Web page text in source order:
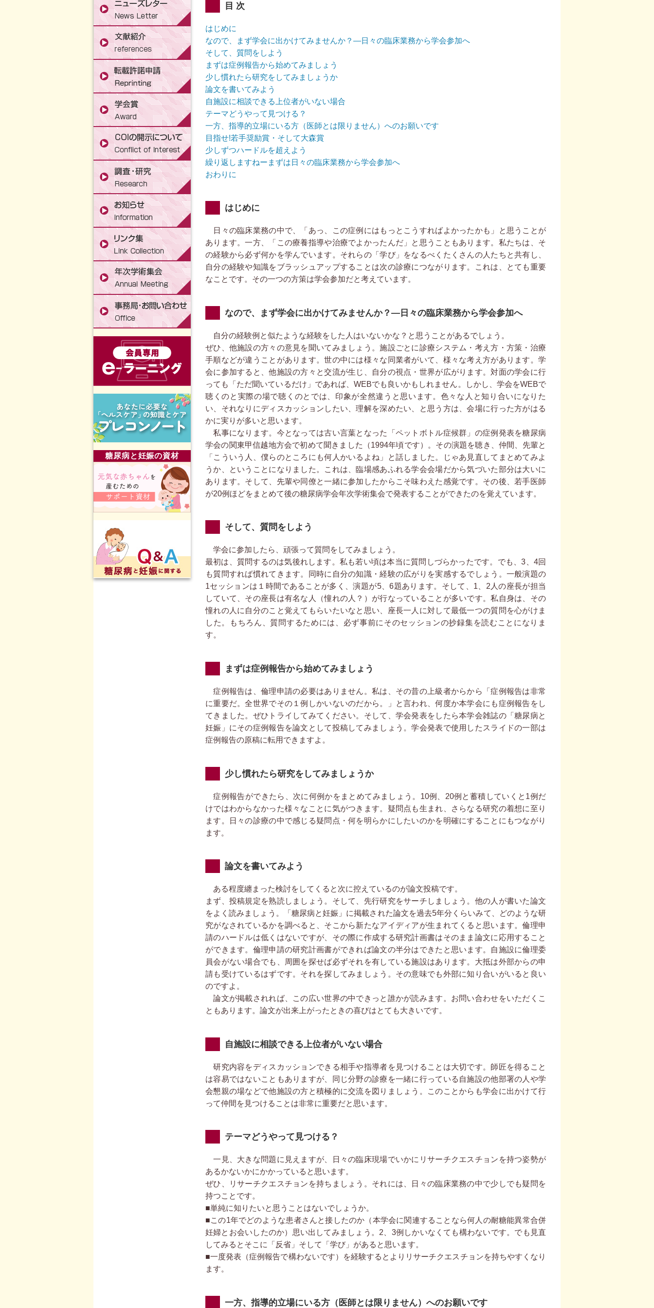
目 次
はじめに
なので、まず学会に出かけてみませんか？―日々の臨床業務から学会参加へ
そして、質問をしよう
まずは症例報告から始めてみましょう
少し慣れたら研究をしてみましょうか
論文を書いてみよう
自施設に相談できる上位者がいない場合
テーマどうやって見つける？
一方、指導的立場にいる方（医師とは限りません）へのお願いです
目指せ!若手奨励賞・そして大森賞
少しずつハードルを超えよう
繰り返しますねーまずは日々の臨床業務から学会参加へ
おわりに
はじめに
日々の臨床業務の中で、「あっ、この症例にはもっとこうすればよかったかも」と思うことが
あります。一方、「この療養指導や治療でよかったんだ」と思うこともあります。私たちは、そ
の経験から必ず何かを学んでいます。それらの「学び」をなるべくたくさんの人たちと共有し、
自分の経験や知識をブラッシュアップすることは次の診療につながります。これは、とても重要
なことです。その一つの方策は学会参加だと考えています。
なので、まず学会に出かけてみませんか？―日々の臨床業務から学会参加へ
自分の経験例と似たような経験をした人はいないかな？と思うことがあるでしょう。
ぜひ、他施設の方々の意見を聞いてみましょう。施設ごとに診療システム・考え方・方策・治療
手順などが違うことがあります。世の中には様々な同業者がいて、様々な考え方があります。学
会に参加すると、他施設の方々と交流が生じ、自分の視点・世界が広がります。対面の学会に行
っても「ただ聞いているだけ」であれば、WEBでも良いかもしれません。しかし、学会をWEBで
聴くのと実際の場で聴くのとでは、印象が全然違うと思います。色々な人と知り合いになりた
い、それなりにディスカッションしたい、理解を深めたい、と思う方は、会場に行った方がはる
かに実りが多いと思います。
私事になります。今となっては古い言葉となった「ペットボトル症候群」の症例発表を糖尿病
学会の関東甲信越地方会で初めて聞きました（1994年頃です）。その演題を聴き、仲間、先輩と
「こういう人、僕らのところにも何人かいるよね」と話しました。じゃあ見直してまとめてみよ
うか、ということになりました。これは、臨場感あふれる学会会場だから気づいた部分は大いに
あります。そして、先輩や同僚と一緒に参加したからこそ味わえた感覚です。その後、若手医師
が20例ほどをまとめて後の糖尿病学会年次学術集会で発表することができたのを覚えています。
そして、質問をしよう
学会に参加したら、頑張って質問をしてみましょう。
最初は、質問するのは気後れします。私も若い頃は本当に質問しづらかったです。でも、3、4回
も質問すれば慣れてきます。同時に自分の知識・経験の広がりを実感するでしょう。一般演題の
1セッションは１時間であることが多く、演題が5、6題あります。そして、1、2人の座長が担当
していて、その座長は有名な人（憧れの人？）が行なっていることが多いです。私自身は、その
憧れの人に自分のこと覚えてもらいたいなと思い、座長一人に対して最低一つの質問を心がけま
した。もちろん、質問するためには、必ず事前にそのセッションの抄録集を読むことになりま
す。
まずは症例報告から始めてみましょう
症例報告は、倫理申請の必要はありません。私は、その昔の上級者からから「症例報告は非常
に重要だ。全世界でその１例しかいないのだから。」と言われ、何度か本学会にも症例報告をし
てきました。ぜひトライしてみてください。そして、学会発表をしたら本学会雑誌の「糖尿病と
妊娠」にその症例報告を論文として投稿してみましょう。学会発表で使用したスライドの一部は
症例報告の原稿に転用できますよ。
少し慣れたら研究をしてみましょうか
症例報告ができたら、次に何例かをまとめてみましょう。10例、20例と蓄積していくと1例だ
けではわからなかった様々なことに気がつきます。疑問点も生まれ、さらなる研究の着想に至り
ます。日々の診療の中で感じる疑問点・何を明らかにしたいのかを明確にすることにもつながり
ます。
論文を書いてみよう
ある程度纏まった検討をしてくると次に控えているのが論文投稿です。
まず、投稿規定を熟読しましょう。そして、先行研究をサーチしましょう。他の人が書いた論文
をよく読みましょう。「糖尿病と妊娠」に掲載された論文を過去5年分くらいみて、どのような研
究がなされているかを調べると、そこから新たなアイディアが生まれてくると思います。倫理申
請のハードルは低くはないですが、その際に作成する研究計画書はそのまま論文に応用すること
ができます。倫理申請の研究計画書ができれば論文の半分はできたと思います。自施設に倫理委
員会がない場合でも、周囲を探せば必ずそれを有している施設はあります。大抵は外部からの申
請も受けているはずです。それを探してみましょう。その意味でも外部に知り合いがいると良い
のですよ。
論文が掲載されれば、この広い世界の中できっと誰かが読みます。お問い合わせをいただくこ
ともあります。論文が出来上がったときの喜びはとても大きいです。
自施設に相談できる上位者がいない場合
研究内容をディスカッションできる相手や指導者を見つけることは大切です。師匠を得ること
は容易ではないこともありますが、同じ分野の診療を一緒に行っている自施設の他部署の人や学
会懇親の場などで他施設の方と積極的に交流を図りましょう。このことからも学会に出かけて行
って仲間を見つけることは非常に重要だと思います。
テーマどうやって見つける？
一見、大きな問題に見えますが、日々の臨床現場でいかにリサーチクエスチョンを持つ姿勢が
あるかないかにかかっていると思います。
ぜひ、リサーチクエスチョンを持ちましょう。それには、日々の臨床業務の中で少しでも疑問を
持つことです。
■単純に知りたいと思うことはないでしょうか。
■この1年でどのような患者さんと接したのか（本学会に関連することなら何人の耐糖能異常合併
妊婦とお会いしたのか）思い出してみましょう。2、3例しかいなくても構わないです。でも見直
してみるとそこに「反省」そして「学び」があると思います。
■一度発表（症例報告で構わないです）を経験するとよりリサーチクエスチョンを持ちやすくなり
ます。
一方、指導的立場にいる方（医師とは限りません）へのお願いです
糖尿病と妊娠の資材